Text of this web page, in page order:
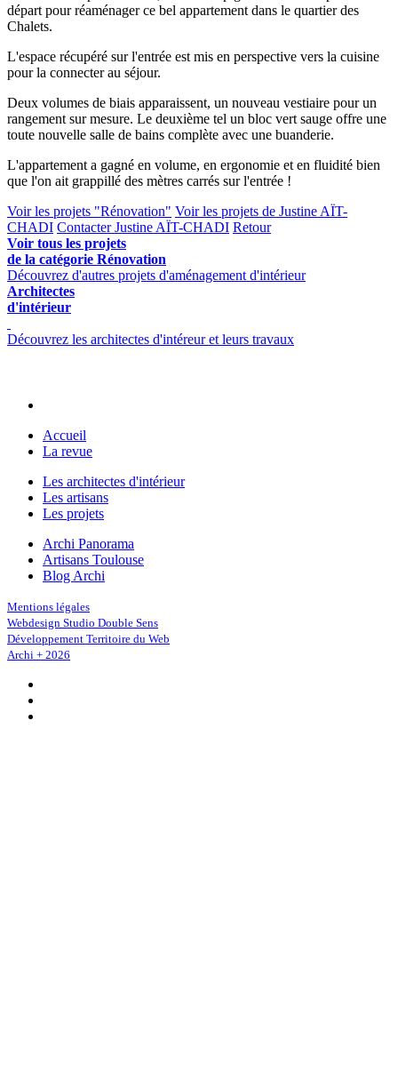
départ pour réaménager ce bel appartement dans le quartier des
Chalets.
L'espace récupéré sur l'entrée est mis en perspective vers la cuisine
pour la connecter au séjour.
Deux volumes de biais apparaissent, un nouveau vestiaire pour un
rangement sur mesure. Le deuxième tel un bloc vert sauge offre une
toute nouvelle salle de bains complète avec une buanderie.
L'appartement a gagné en volume, en ergonomie et en fluidité bien
que l'on ait grappillé des mètres carrés sur l'entrée !
Voir les projets "Rénovation" Voir les projets de Justine AÏT-
CHADI Contacter Justine AÏT-CHADI Retour
Voir tous les projets
de la catégorie Rénovation
Découvrez d'autres projets d'aménagement d'intérieur
Architectes
d'intérieur
Découvrez les architectes d'intéreur et leurs travaux
Accueil
La revue
Les architectes d'intérieur
Les artisans
Les projets
Archi Panorama
Artisans Toulouse
Blog Archi
Mentions légales
Webdesign Studio Double Sens
Développement Territoire du Web
Archi + 2026